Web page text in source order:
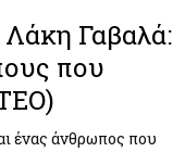
Λάκη Γαβαλά:
που
ένας άνθρωπος που